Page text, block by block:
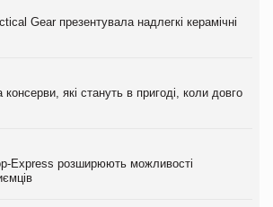
Gear презентувала надлегкі керамічні
консерви, які стануть в пригоді, коли довго
Express розширюють можливості